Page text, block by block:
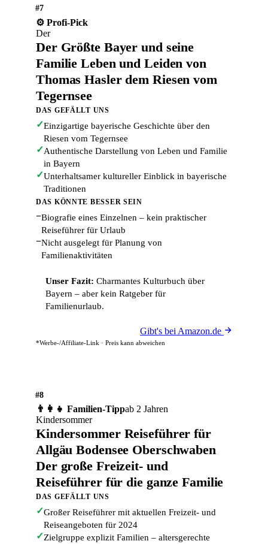
#7
⚙️ Profi-Pick
Der
Der Größte Bayer und seine
Familie Leben und Leiden von
Thomas Hasler dem Riesen vom
Tegernsee
DAS GEFÄLLT UNS
✓Einzigartige bayerische Geschichte über den
Riesen vom Tegernsee
✓Authentische Darstellung von Leben und Familie
in Bayern
✓Unterhaltsamer kultureller Einblick in bayerische
Traditionen
DAS KÖNNTE BESSER SEIN
−Biografie eines Einzelnen – kein praktischer
Reiseführer für Urlaub
−Nicht ausgelegt für Planung von
Familienaktivitäten
Unser Fazit: Charmantes Kulturbuch über
Bayern – aber kein Ratgeber für
Familienurlaub.
Gibt's bei Amazon.de
*Werbe-/Affiliate-Link · Preis kann abweichen
#8
👨‍👩‍👧 Familien-Tippab 2 Jahren
Kindersommer
Kindersommer Reiseführer für
Allgäu Bodensee Oberschwaben
Der große Freizeit- und
Reiseführer für die ganze Familie
DAS GEFÄLLT UNS
✓Großer Reiseführer mit aktuellen Freizeit- und
Reiseangeboten für 2024
✓Zielgruppe explizit Familien – altersgerechte